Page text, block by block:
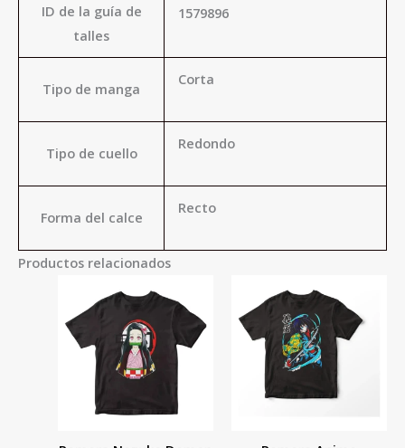
ID de la guía de
talles
1579896
Tipo de manga
Corta
Tipo de cuello
Redondo
Forma del calce
Recto
Productos relacionados
producto
tiene
múltiples
Las
tiene